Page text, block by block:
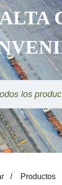
los
Productos